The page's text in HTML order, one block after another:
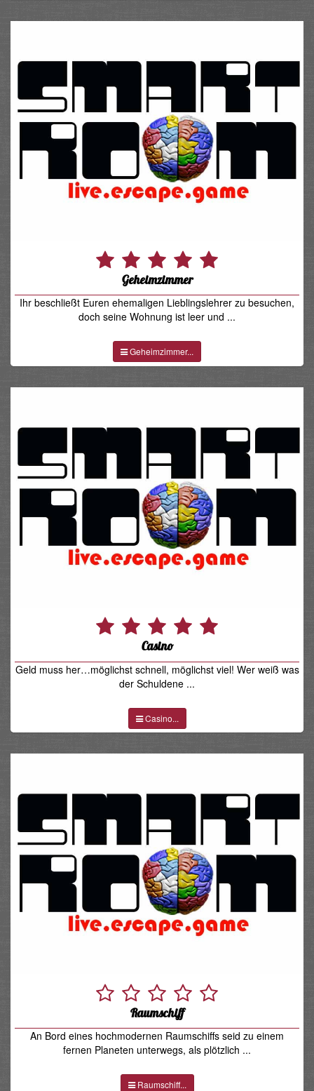
Geheimzimmer
Ihr beschließt Euren ehemaligen Lieblingslehrer zu besuchen,
doch seine Wohnung ist leer und ...
Geheimzimmer...
Casino
Geld muss her…möglichst schnell, möglichst viel! Wer weiß was
der Schuldene ...
Casino...
Raumschiff
An Bord eines hochmodernen Raumschiffs seid zu einem
fernen Planeten unterwegs, als plötzlich ...
Raumschiff...